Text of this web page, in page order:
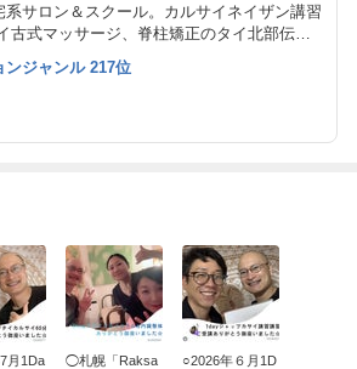
サロン＆スクール。カルサイネイザン講習
式マッサージ、脊柱矯正のタイ北部伝統
特に妊活、逆子、ファステイング、美容整
ンジャンル 217位
月1Da
◯札幌「Raksa
○2026年６月1D